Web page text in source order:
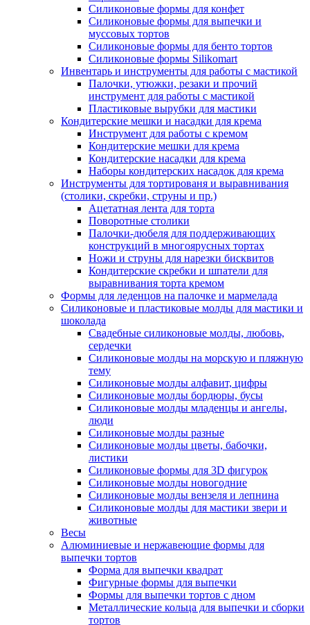
Силиконовые формы для конфет
Силиконовые формы для выпечки и
муссовых тортов
Силиконовые формы для бенто тортов
Силиконовые формы Silikomart
Инвентарь и инструменты для работы с мастикой
Палочки, утюжки, резаки и прочий
инструмент для работы с мастикой
Пластиковые вырубки для мастики
Кондитерские мешки и насадки для крема
Инструмент для работы с кремом
Кондитерские мешки для крема
Кондитерские насадки для крема
Наборы кондитерских насадок для крема
Инструменты для тортированя и выравнивания
(столики, скребки, струны и пр.)
Ацетатная лента для торта
Поворотные столики
Палочки-дюбеля для поддерживающих
конструкций в многоярусных тортах
Ножи и струны для нарезки бисквитов
Кондитерские скребки и шпатели для
выравнивания торта кремом
Формы для леденцов на палочке и мармелада
Силиконовые и пластиковые молды для мастики и
шоколада
Свадебные силиконовые молды, любовь,
сердечки
Силиконовые молды на морскую и пляжную
тему
Силиконовые молды алфавит, цифры
Силиконовые молды бордюры, бусы
Силиконовые молды младенцы и ангелы,
люди
Силиконовые молды разные
Силиконовые молды цветы, бабочки,
листики
Силиконовые формы для 3D фигурок
Силиконовые молды новогодние
Силиконовые молды вензеля и лепнина
Силиконовые молды для мастики звери и
животные
Весы
Алюминиевые и нержавеющие формы для
выпечки тортов
Форма для выпечки квадрат
Фигурные формы для выпечки
Формы для выпечки тортов с дном
Металлические кольца для выпечки и сборки
тортов